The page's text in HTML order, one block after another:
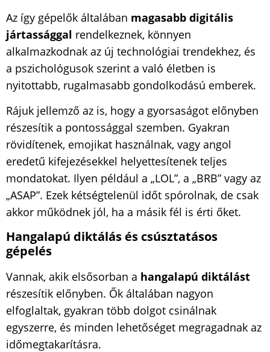
Az így gépelők általában magasabb digitális
jártassággal rendelkeznek, könnyen
alkalmazkodnak az új technológiai trendekhez, és
a pszichológusok szerint a való életben is
nyitottabb, rugalmasabb gondolkodású emberek.
Rájuk jellemző az is, hogy a gyorsaságot előnyben
részesítik a pontossággal szemben. Gyakran
rövidítenek, emojikat használnak, vagy angol
eredetű kifejezésekkel helyettesítenek teljes
mondatokat. Ilyen például a „LOL”, a „BRB” vagy az
„ASAP”. Ezek kétségtelenül időt spórolnak, de csak
akkor működnek jól, ha a másik fél is érti őket.
Hangalapú diktálás és csúsztatásos
gépelés
Vannak, akik elsősorban a hangalapú diktálást
részesítik előnyben. Ők általában nagyon
elfoglaltak, gyakran több dolgot csinálnak
egyszerre, és minden lehetőséget megragadnak az
időmegtakarításra.